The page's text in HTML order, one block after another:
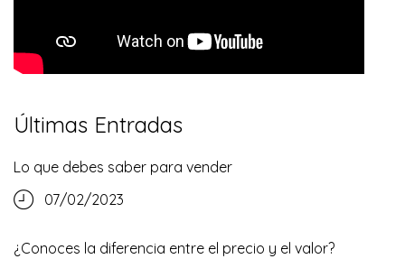
Últimas Entradas
Lo que debes saber para vender
07/02/2023
¿Conoces la diferencia entre el precio y el valor?